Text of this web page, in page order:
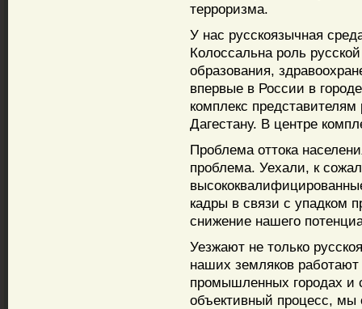
терроризма.
У нас русскоязычная
Колоссальна роль
образования,
впервые в России в
комплекс
Дагестану. В центре
Проблема оттока
проблема. Уехали, к
кадры в связи с упадком
снижение нашего
Уезжают не только
наших земляков
промышленных городах и
объективный процесс, мы